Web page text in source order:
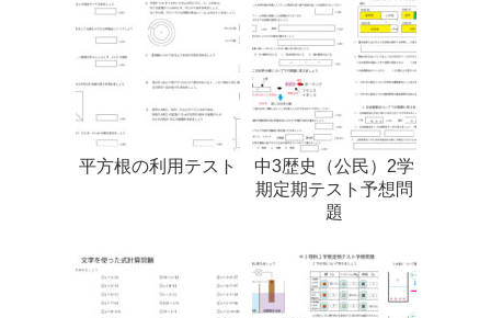
平方根の利用テスト
中3歴史（公民）2学
期定期テスト予想問
題